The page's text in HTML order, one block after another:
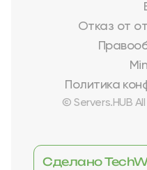
Отказ от
Политика
© Servers.HUB
Сделано